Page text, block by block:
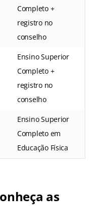
Completo +
registro no
conselho
Ensino Superior
Completo +
registro no
conselho
Ensino Superior
Completo em
Educação Física
as